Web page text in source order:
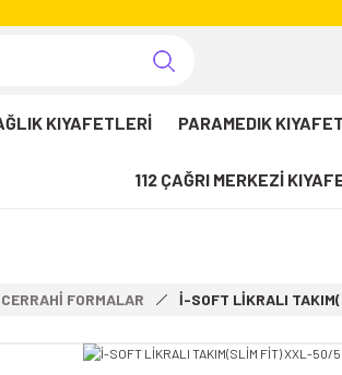
KIYAFETLERİ PARAMEDIK
112 ÇAĞRI MERKEZİ
CERRAHİ FORMALAR İ-SOFT LİKRALI